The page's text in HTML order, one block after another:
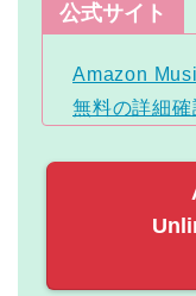
公式サイト
Amazon
無料の詳細確